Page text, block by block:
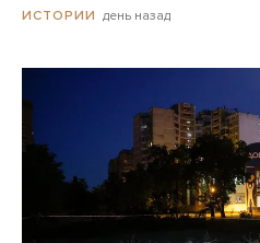
ИСТОРИИ день назад